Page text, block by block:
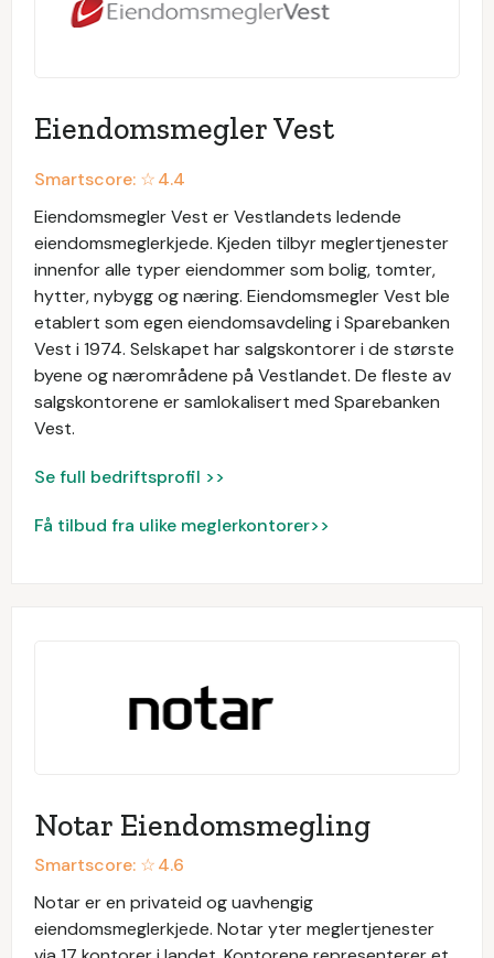
Eiendomsmegler Vest
Smartscore: ☆4.4
Eiendomsmegler Vest er Vestlandets ledende
eiendomsmeglerkjede. Kjeden tilbyr meglertjenester
innenfor alle typer eiendommer som bolig, tomter,
hytter, nybygg og næring. Eiendomsmegler Vest ble
etablert som egen eiendomsavdeling i Sparebanken
Vest i 1974. Selskapet har salgskontorer i de største
byene og nærområdene på Vestlandet. De fleste av
salgskontorene er samlokalisert med Sparebanken
Vest.
Se full bedriftsprofil >>
Få tilbud fra ulike meglerkontorer>>
Notar Eiendomsmegling
Smartscore: ☆4.6
Notar er en privateid og uavhengig
eiendomsmeglerkjede. Notar yter meglertjenester